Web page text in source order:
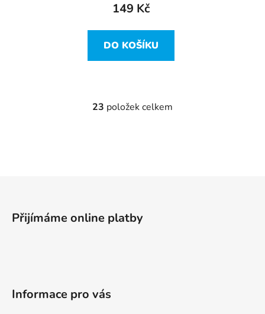
149 Kč
DO KOŠÍKU
O
p
23 položek celkem
Přijímáme online platby
Informace pro vás